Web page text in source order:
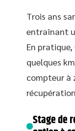
Trois ans
entraînant
En pratique,
quelques
compteur à
Stage de